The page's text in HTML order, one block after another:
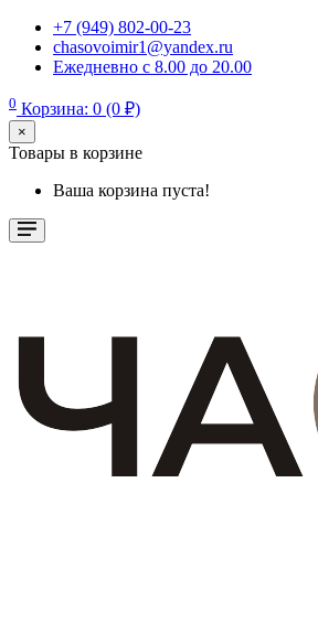
+7 (949) 802-00-23
chasovoimir1@yandex.ru
Ежедневно с 8.00 до 20.00
0 Корзина: 0 (0 ₽)
×
Товары в корзине
Ваша корзина пуста!